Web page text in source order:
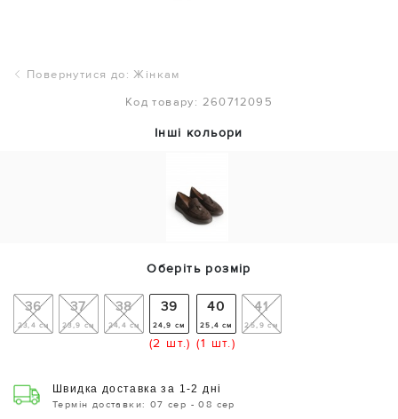
Повернутися до: Жінкам
Код товару: 260712095
Інші кольори
Оберіть розмір
36
23,4 см
37
23,9 см
38
24,4 см
39
24,9 см
(2 шт.)
40
25,4 см
(1 шт.)
41
25,9 см
Швидка доставка за 1-2 дні
Термін доставки: 07 сер - 08 сер